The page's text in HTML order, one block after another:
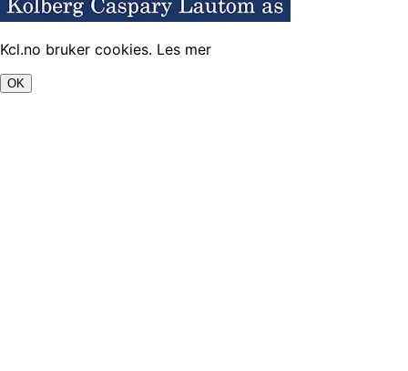
Kcl.no bruker cookies. Les mer
OK